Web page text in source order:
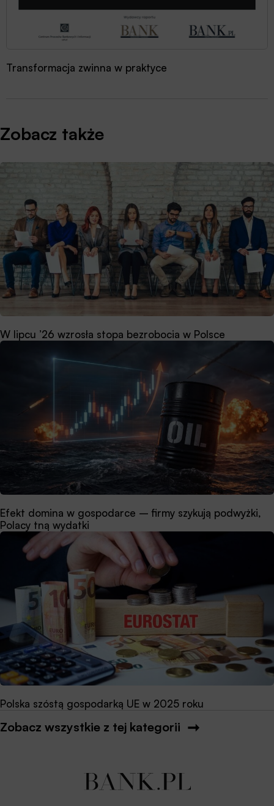
Era AI: jak sztuczna inteligencja zmienia bankowość?
Zobacz także
W lipcu ’26 wzrosła stopa bezrobocia w Polsce
Efekt domina w gospodarce – firmy szykują podwyżki,
Polacy tną wydatki
Polska szóstą gospodarką UE w 2025 roku
Zobacz wszystkie z tej kategorii